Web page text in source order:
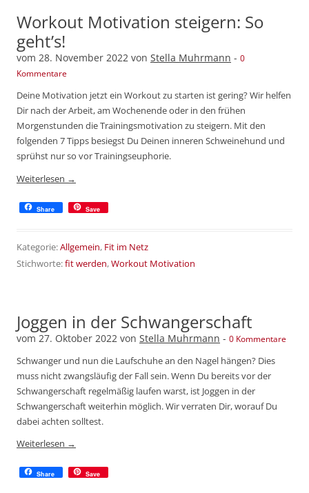
Workout Motivation steigern: So
geht’s!
vom 28. November 2022 von Stella Muhrmann - 0
Kommentare
Deine Motivation jetzt ein Workout zu starten ist gering? Wir helfen
Dir nach der Arbeit, am Wochenende oder in den frühen
Morgenstunden die Trainingsmotivation zu steigern. Mit den
folgenden 7 Tipps besiegst Du Deinen inneren Schweinehund und
sprühst nur so vor Trainingseuphorie.
Weiterlesen →
Share Save
Kategorie:Allgemein, Fit im Netz
Stichworte:fit werden,Workout Motivation
Joggen in der Schwangerschaft
vom 27. Oktober 2022 von Stella Muhrmann - 0 Kommentare
Schwanger und nun die Laufschuhe an den Nagel hängen? Dies
muss nicht zwangsläufig der Fall sein. Wenn Du bereits vor der
Schwangerschaft regelmäßig laufen warst, ist Joggen in der
Schwangerschaft weiterhin möglich. Wir verraten Dir, worauf Du
dabei achten solltest.
Weiterlesen →
Share Save